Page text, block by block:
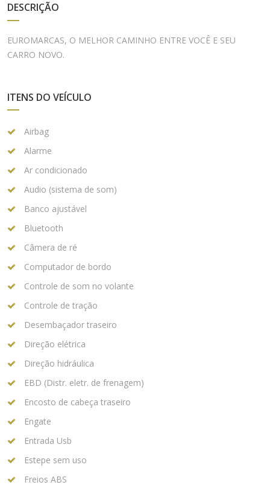
DESCRIÇÃO
EUROMARCAS, O MELHOR CAMINHO ENTRE VOCÊ E SEU
CARRO NOVO.
ITENS DO VEÍCULO
Airbag
Alarme
Ar condicionado
Audio (sistema de som)
Banco ajustável
Bluetooth
Câmera de ré
Computador de bordo
Controle de som no volante
Controle de tração
Desembaçador traseiro
Direção elétrica
Direção hidráulica
EBD (Distr. eletr. de frenagem)
Encosto de cabeça traseiro
Engate
Entrada Usb
Estepe sem uso
Freios ABS